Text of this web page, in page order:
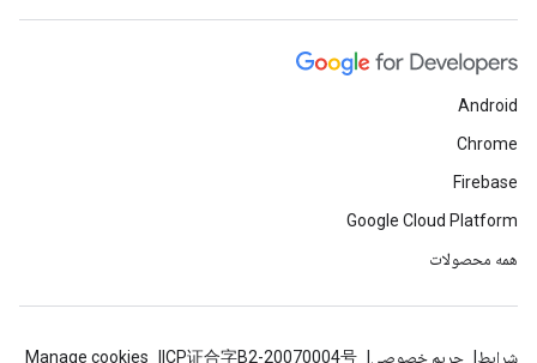
Android
Chrome
Firebase
Google Cloud Platform
همه محصولات
شرایط حریم خصوصی ICP证合字B2-20070004号
Manage cookies